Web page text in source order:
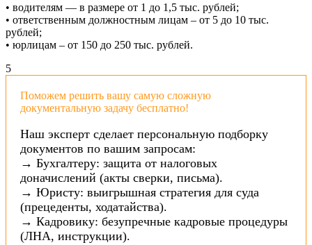
• водителям — в размере от 1 до 1,5 тыс. рублей;
• ответственным должностным лицам – от 5 до 10 тыс.
рублей;
• юрлицам – от 150 до 250 тыс. рублей.
5
Поможем решить вашу самую сложную
документальную задачу бесплатно!
Наш эксперт сделает персональную подборку
документов по вашим запросам:
→ Бухгалтеру: защита от налоговых
доначислений (акты сверки, письма).
→ Юристу: выигрышная стратегия для суда
(прецеденты, ходатайства).
→ Кадровику: безупречные кадровые процедуры
(ЛНА, инструкции).